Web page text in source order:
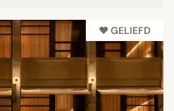
♥︎ GELIEFD